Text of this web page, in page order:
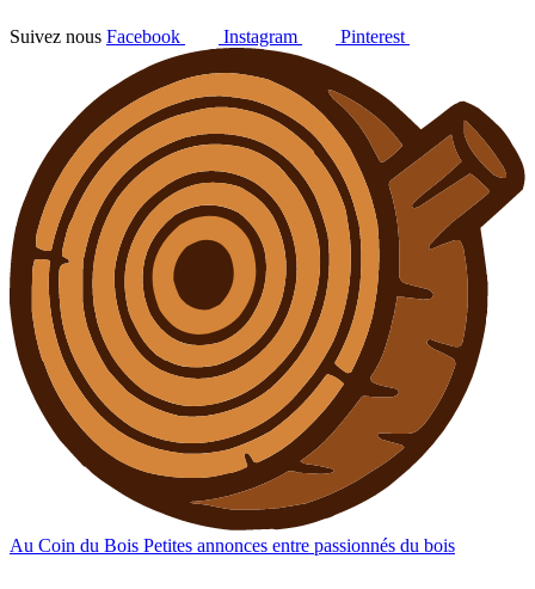
Suivez nous Facebook Instagram Pinterest
Au Coin du Bois Petites annonces entre passionnés du bois